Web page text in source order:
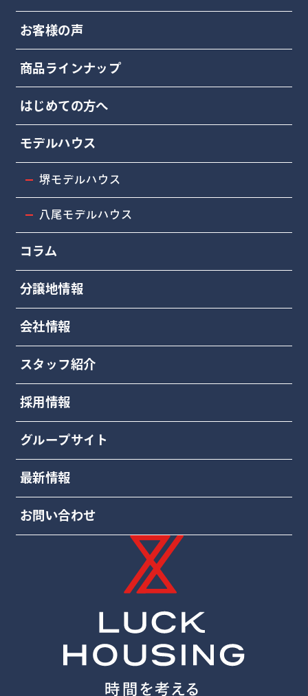
お客様の声
商品ラインナップ
はじめての方へ
モデルハウス
堺モデルハウス
八尾モデルハウス
コラム
分譲地情報
会社情報
スタッフ紹介
採用情報
グループサイト
最新情報
お問い合わせ